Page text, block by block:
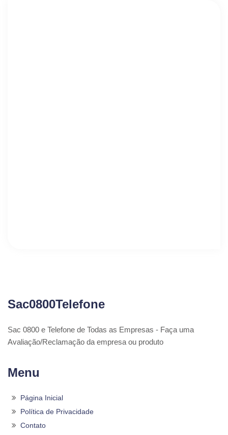
Sac0800Telefone
Sac 0800 e Telefone de Todas as Empresas - Faça uma
Avaliação/Reclamação da empresa ou produto
Menu
Página Inicial
Política de Privacidade
Contato